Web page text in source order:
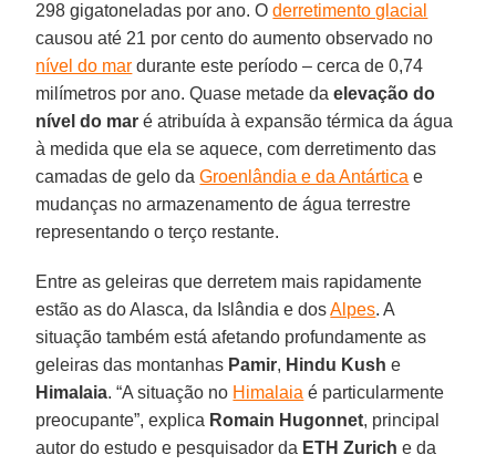
298 gigatoneladas por ano. Oderretimento glacial
causou até 21 por cento do aumento observado no
nível do mar durante este período – cerca de 0,74
milímetros por ano. Quase metade daelevação do
nível do mar é atribuída à expansão térmica da água
à medida que ela se aquece, com derretimento das
camadas de gelo daGroenlândia e da Antártica e
mudanças no armazenamento de água terrestre
representando o terço restante.
Entre as geleiras que derretem mais rapidamente
estão as do Alasca, da Islândia e dosAlpes. A
situação também está afetando profundamente as
geleiras das montanhas Pamir, Hindu Kush e
Himalaia. “A situação no Himalaia é particularmente
preocupante”, explica Romain Hugonnet, principal
autor do estudo e pesquisador da ETH Zurich e da